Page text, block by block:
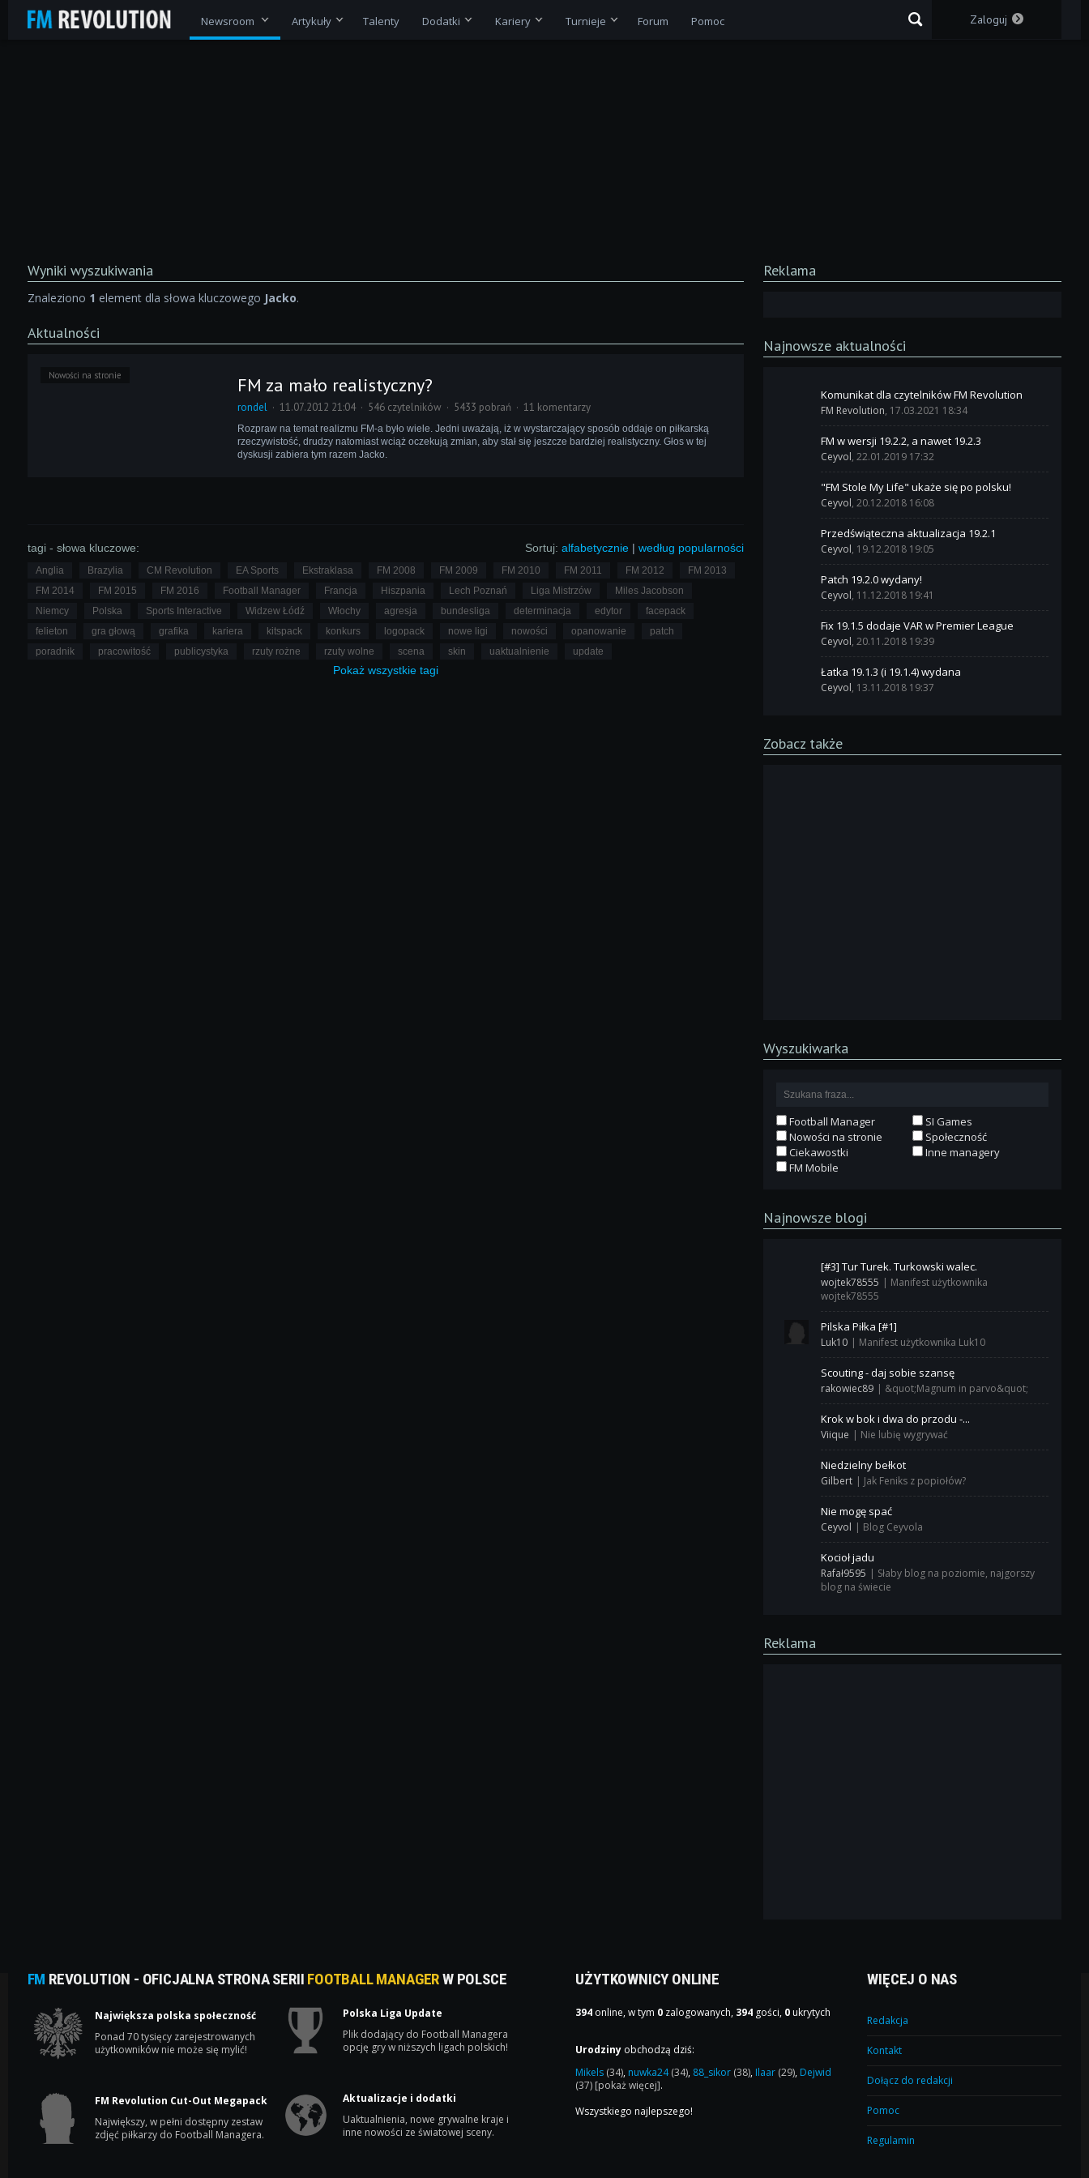
Newsroom Artykuły Talenty Dodatki Kariery Turnieje Forum Pomoc Zaloguj
Wyniki wyszukiwania
Znaleziono 1 element dla słowa kluczowego Jacko.
Aktualności
Nowości na stronie FM za mało realistyczny?
rondel 11.07.2012 21:04 546 czytelników 5433 pobrań 11 komentarzy
Rozpraw na temat realizmu FM-a było wiele. Jedni uważają, iż w wystarczający sposób oddaje on piłkarską
rzeczywistość, drudzy natomiast wciąż oczekują zmian, aby stał się jeszcze bardziej realistyczny. Głos w tej
dyskusji zabiera tym razem Jacko.
Sortuj: alfabetycznie |według popularności
tagi - słowa kluczowe:
Anglia Brazylia CM Revolution EA Sports Ekstraklasa FM 2008 FM 2009 FM 2010 FM 2011 FM 2012
FM 2013
FM 2014
FM 2015 FM 2016 Football Manager Francja Hiszpania Lech Poznań Liga Mistrzów
Miles Jacobson
Niemcy
Polska Sports Interactive Widzew Łódź Włochy agresja bundesliga determinacja edytor
facepack
felieton
gra głową grafika kariera kitspack konkurs logopack nowe ligi nowości opanowanie
patch
poradnik
pracowitość publicystyka rzuty rożne rzuty wolne scena skin uaktualnienie update
Pokaż wszystkietagi
Reklama
Najnowsze aktualności
Komunikat dla czytelników FM Revolution
FM Revolution, 17.03.2021 18:34
FM w wersji 19.2.2, a nawet 19.2.3
Ceyvol, 22.01.2019 17:32
"FM Stole My Life" ukaże się po polsku!
Ceyvol, 20.12.2018 16:08
Przedświąteczna aktualizacja 19.2.1
Ceyvol, 19.12.2018 19:05
Patch 19.2.0 wydany!
Ceyvol, 11.12.2018 19:41
Fix 19.1.5 dodaje VAR w Premier League
Ceyvol, 20.11.2018 19:39
Łatka 19.1.3 (i 19.1.4) wydana
Ceyvol, 13.11.2018 19:37
Zobacz także
Wyszukiwarka
Football Manager
SI Games
Nowości na stronie
Społeczność
Ciekawostki
Inne managery
FM Mobile
Najnowsze blogi
[#3] Tur Turek. Turkowski walec.
wojtek78555 | Manifest użytkownika
wojtek78555
Pilska Piłka [#1]
Luk10 | Manifest użytkownika Luk10
Scouting - daj sobie szansę
rakowiec89 | &quot;Magnum in parvo&quot;
Krok w bok i dwa do przodu -...
Viique | Nie lubię wygrywać
Niedzielny bełkot
Gilbert | Jak Feniks z popiołów?
Nie mogę spać
Ceyvol | Blog Ceyvola
Kocioł jadu
Rafał9595 | Słaby blog na poziomie, najgorszy
blog na świecie
Reklama
FM REVOLUTION - OFICJALNA STRONA SERII FOOTBALL MANAGERW POLSCE
Największa polska społeczność
Ponad 70 tysięcy zarejestrowanych
użytkowników nie może się mylić!
Polska Liga Update
Plik dodający do Football Managera
opcję gry w niższych ligach polskich!
FM Revolution Cut-Out Megapack
Największy, w pełni dostępny zestaw
zdjęć piłkarzy do Football Managera.
Aktualizacje i dodatki
Uaktualnienia, nowe grywalne kraje i
inne nowości ze światowej sceny.
UŻYTKOWNICY ONLINE
394 online, w tym 0 zalogowanych, 394 gości, 0 ukrytych
Urodziny obchodzą dziś:
Mikels (34), nuwka24(34), 88_sikor (38), Ilaar (29), Dejwid
(37) [pokaż więcej].
Wszystkiego najlepszego!
WIĘCEJ O NAS
Redakcja
Kontakt
Dołącz do redakcji
Pomoc
Regulamin